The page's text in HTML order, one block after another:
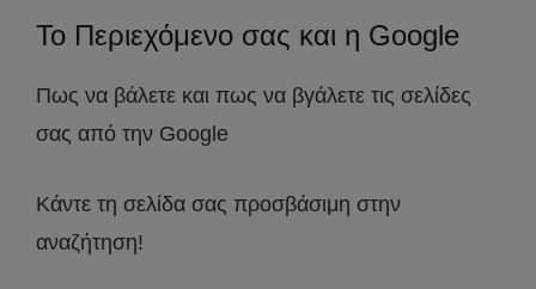
Το Περιεχόμενο σας και η Google
Πως να βάλετε και πως να βγάλετε τις σελίδες
σας από την Google
Κάντε τη σελίδα σας προσβάσιμη στην
αναζήτηση!